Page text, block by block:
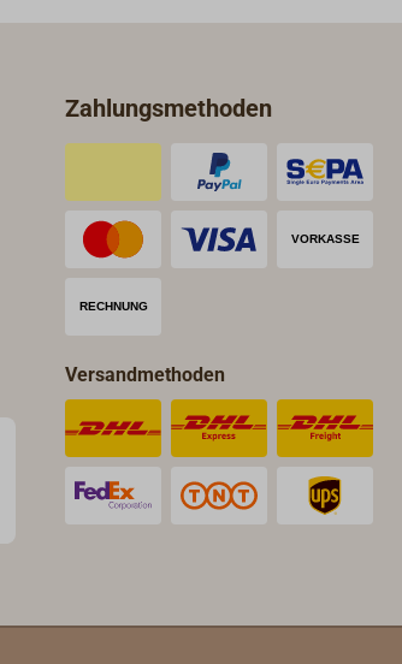
Rohstoffe werden nicht extra
landwirtschaftlich angebaut um
daraus Plastik herzustellen,
sondern es werden gezielt
Abfallprodukte von anderen
industriellen Prozessen verwendet.
Zahlungsmethoden
Versandmethoden